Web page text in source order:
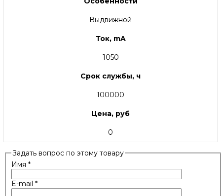
Выдвижной
Ток, mA
1050
Срок службы, ч
100000
Цена, руб
0
Задать вопрос по этому товару
Имя *
E-mail *